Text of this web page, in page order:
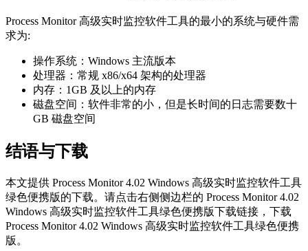
Process Monitor 高级实时监控软件工具的最小的系统与硬件需
求为:
操作系统：Windows 主流版本
处理器：常规 x86/x64 架构的处理器
内存：1GB 及以上的内存
磁盘空间：软件非常的小，但是长时间的日志需要数十
GB 磁盘空间
结语与下载
本文提供 Process Monitor 4.02 Windows 高级实时监控软件工具
绿色便携版的下载。请点击右侧侧边栏的 Process Monitor 4.02
Windows 高级实时监控软件工具绿色便携版下载链接，下载
Process Monitor 4.02 Windows 高级实时监控软件工具绿色便携
版。